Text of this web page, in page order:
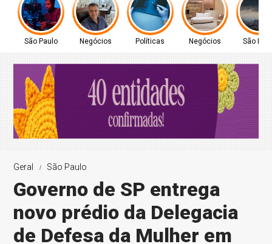
São Paulo Negócios Políticas Negócios São
Geral São Paulo
Governo de SP entrega
novo prédio da Delegacia
de Defesa da Mulher em